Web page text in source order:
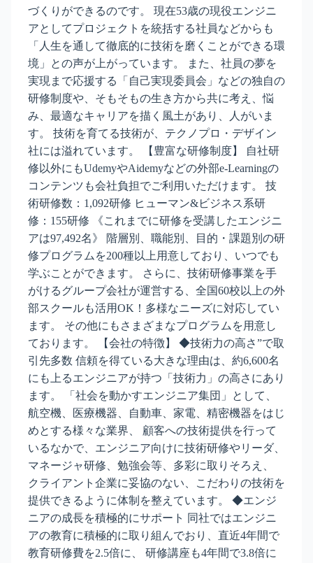
づくりができるのです。 現在53歳の現役エンジニ
アとしてプロジェクトを統括する社員などからも
「人生を通して徹底的に技術を磨くことができる環
境」との声が上がっています。 また、社員の夢を
実現まで応援する「自己実現委員会」などの独自の
研修制度や、そもそもの生き方から共に考え、悩
み、最適なキャリアを描く風土があり、人がいま
す。 技術を育てる技術が、テクノプロ・デザイン
社には溢れています。 【豊富な研修制度】 自社研
修以外にもUdemyやAidemyなどの外部e-Learningの
コンテンツも会社負担でご利用いただけます。 技
術研修数：1,092研修 ヒューマン&ビジネス系研
修：155研修 《これまでに研修を受講したエンジニ
アは97,492名》 階層別、職能別、目的・課題別の研
修プログラムを200種以上用意しており、いつでも
学ぶことができます。 さらに、技術研修事業を手
がけるグループ会社が運営する、全国60校以上の外
部スクールも活用OK！多様なニーズに対応してい
ます。 その他にもさまざまなプログラムを用意し
ております。 【会社の特徴】 ◆技術力の高さ”で取
引先多数 信頼を得ている大きな理由は、約6,600名
にも上るエンジニアが持つ「技術力」の高さにあり
ます。 「社会を動かすエンジニア集団」として、
航空機、医療機器、自動車、家電、精密機器をはじ
めとする様々な業界、 顧客への技術提供を行って
いるなかで、エンジニア向けに技術研修やリーダ、
マネージャ研修、勉強会等、多彩に取りそろえ、
クライアント企業に妥協のない、こだわりの技術を
提供できるように体制を整えています。 ◆エンジ
ニアの成長を積極的にサポート 同社ではエンジニ
アの教育に積極的に取り組んでおり、直近4年間で
教育研修費を2.5倍に、 研修講座も4年間で3.8倍に